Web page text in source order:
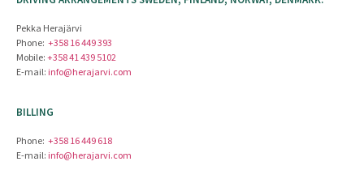
Pekka Herajärvi
Phone: +358 16 449 393
Mobile: +358 41 439 5102
E-mail: info@herajarvi.com
BILLING
Phone: +358 16 449 618
E-mail: info@herajarvi.com